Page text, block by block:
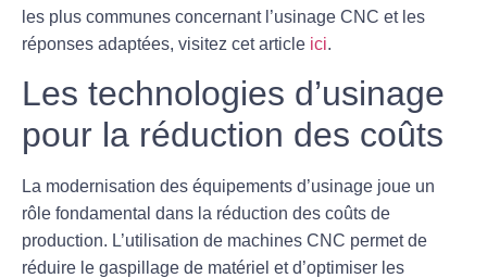
les plus communes concernant l’usinage CNC et les
réponses adaptées, visitez cet article ici.
Les technologies d’usinage
pour la réduction des coûts
La modernisation des équipements d’usinage joue un
rôle fondamental dans la réduction des coûts de
production. L’utilisation de machines CNC permet de
réduire le gaspillage de matériel et d’optimiser les